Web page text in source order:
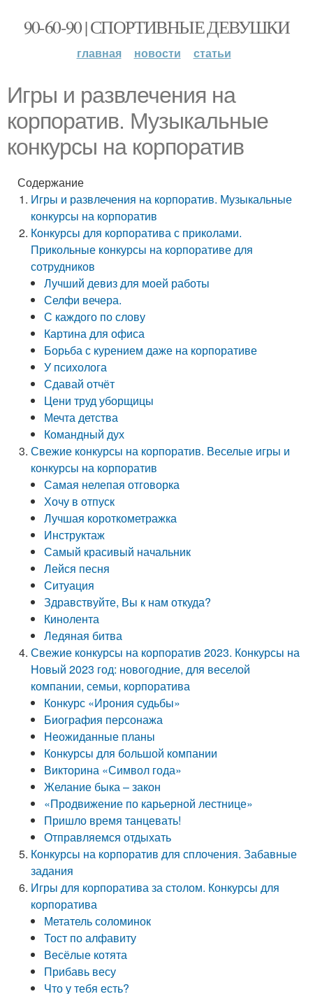
90-60-90 | СПОРТИВНЫЕ ДЕВУШКИ
главная новости статьи
Игры и развлечения на
корпоратив. Музыкальные
конкурсы на корпоратив
Содержание
Игры и развлечения на корпоратив. Музыкальные
конкурсы на корпоратив
Конкурсы для корпоратива с приколами.
Прикольные конкурсы на корпоративе для
сотрудников
Лучший девиз для моей работы
Селфи вечера.
С каждого по слову
Картина для офиса
Борьба с курением даже на корпоративе
У психолога
Сдавай отчёт
Цени труд уборщицы
Мечта детства
Командный дух
Свежие конкурсы на корпоратив. Веселые игры и
конкурсы на корпоратив
Самая нелепая отговорка
Хочу в отпуск
Лучшая короткометражка
Инструктаж
Самый красивый начальник
Лейся песня
Ситуация
Здравствуйте, Вы к нам откуда?
Кинолента
Ледяная битва
Свежие конкурсы на корпоратив 2023. Конкурсы на
Новый 2023 год: новогодние, для веселой
компании, семьи, корпоратива
Конкурс «Ирония судьбы»
Биография персонажа
Неожиданные планы
Конкурсы для большой компании
Викторина «Символ года»
Желание быка – закон
«Продвижение по карьерной лестнице»
Пришло время танцевать!
Отправляемся отдыхать
Конкурсы на корпоратив для сплочения. Забавные
задания
Игры для корпоратива за столом. Конкурсы для
корпоратива
Метатель соломинок
Тост по алфавиту
Весёлые котята
Прибавь весу
Что у тебя есть?